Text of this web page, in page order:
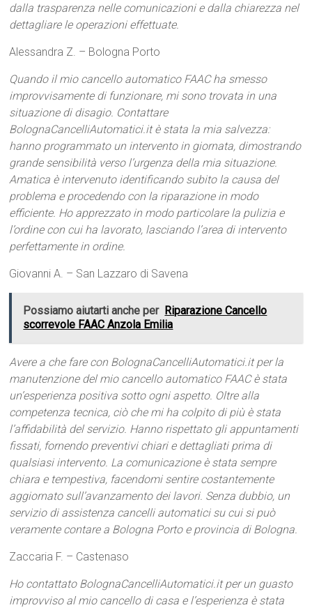
dalla trasparenza nelle comunicazioni e dalla chiarezza nel
dettagliare le operazioni effettuate.
Alessandra Z. – Bologna Porto
Quando il mio cancello automatico FAAC ha smesso
improvvisamente di funzionare, mi sono trovata in una
situazione di disagio. Contattare
BolognaCancelliAutomatici.it è stata la mia salvezza:
hanno programmato un intervento in giornata, dimostrando
grande sensibilità verso l’urgenza della mia situazione.
Amatica è intervenuto identificando subito la causa del
problema e procedendo con la riparazione in modo
efficiente. Ho apprezzato in modo particolare la pulizia e
l’ordine con cui ha lavorato, lasciando l’area di intervento
perfettamente in ordine.
Giovanni A. – San Lazzaro di Savena
Possiamo aiutarti anche per Riparazione Cancello
scorrevole FAAC Anzola Emilia
Avere a che fare con BolognaCancelliAutomatici.it per la
manutenzione del mio cancello automatico FAAC è stata
un’esperienza positiva sotto ogni aspetto. Oltre alla
competenza tecnica, ciò che mi ha colpito di più è stata
l’affidabilità del servizio. Hanno rispettato gli appuntamenti
fissati, fornendo preventivi chiari e dettagliati prima di
qualsiasi intervento. La comunicazione è stata sempre
chiara e tempestiva, facendomi sentire costantemente
aggiornato sull’avanzamento dei lavori. Senza dubbio, un
servizio di assistenza cancelli automatici su cui si può
veramente contare a Bologna Porto e provincia di Bologna.
Zaccaria F. – Castenaso
Ho contattato BolognaCancelliAutomatici.it per un guasto
improvviso al mio cancello di casa e l’esperienza è stata